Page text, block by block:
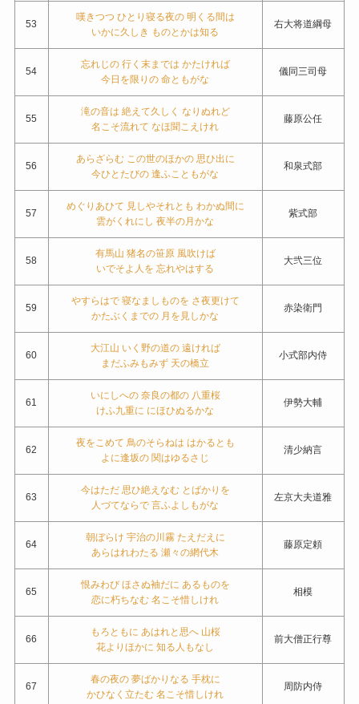
53
嘆きつつ ひとり寝る夜の 明くる間は
いかに久しき ものとかは知る
右大将道綱母
54
忘れじの 行く末までは かたければ
今日を限りの 命ともがな
儀同三司母
55
滝の音は 絶えて久しく なりぬれど
名こそ流れて なほ聞こえけれ
藤原公任
56
あらざらむ この世のほかの 思ひ出に
今ひとたびの 逢ふこともがな
和泉式部
57
めぐりあひて 見しやそれとも わかぬ間に
雲がくれにし 夜半の月かな
紫式部
58
有馬山 猪名の笹原 風吹けば
いでそよ人を 忘れやはする
大弐三位
59
やすらはで 寝なましものを さ夜更けて
かたぶくまでの 月を見しかな
赤染衛門
60
大江山 いく野の道の 遠ければ
まだふみもみず 天の橋立
小式部内侍
61
いにしへの 奈良の都の 八重桜
けふ九重に にほひぬるかな
伊勢大輔
62
夜をこめて 鳥のそらねは はかるとも
よに逢坂の 関はゆるさじ
清少納言
63
今はただ 思ひ絶えなむ とばかりを
人づてならで 言ふよしもがな
左京大夫道雅
64
朝ぼらけ 宇治の川霧 たえだえに
あらはれわたる 瀬々の網代木
藤原定頼
65
恨みわび ほさぬ袖だに あるものを
恋に朽ちなむ 名こそ惜しけれ
相模
66
もろともに あはれと思へ 山桜
花よりほかに 知る人もなし
前大僧正行尊
67
春の夜の 夢ばかりなる 手枕に
かひなく立たむ 名こそ惜しけれ
周防内侍